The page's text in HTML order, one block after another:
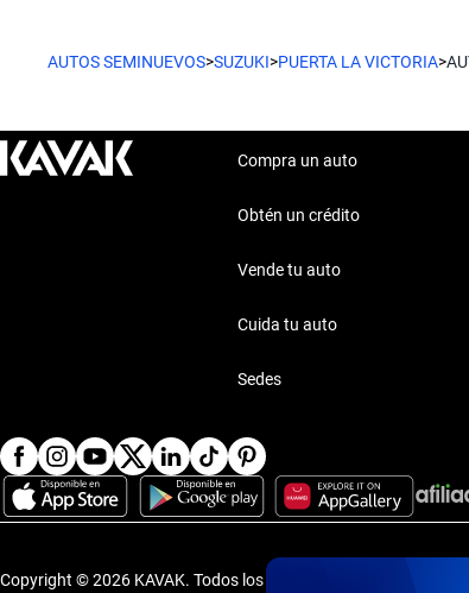
AUTOS SEMINUEVOS>SUZUKI>PUERTA LA VICTORIA>
Compra un auto
Obtén un crédito
Vende tu auto
Cuida tu auto
Sedes
Copyright © 2026 KAVAK. Todos los derechos reservados.